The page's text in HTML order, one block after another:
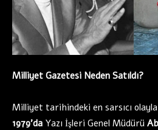
Milliyet Gazetesi Neden Satıldı?
Milliyet tarihindeki en sarsıcı
1979’da Yazı İşleri Genel Müdürü